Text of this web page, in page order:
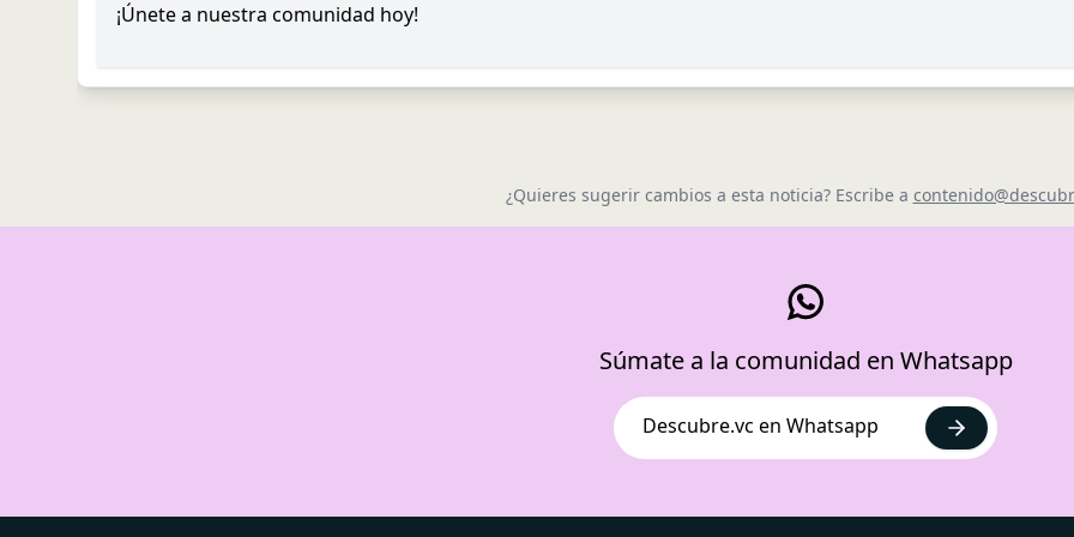
¡Únete a nuestra comunidad hoy!
¿Quieres sugerir cambios a esta noticia? Escribe a
Súmate a la comunidad en Whatsapp
Descubre.vc en Whatsapp